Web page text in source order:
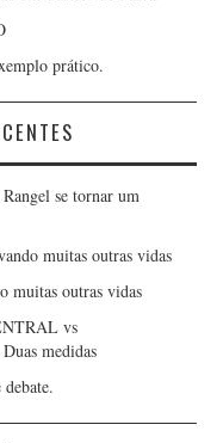
prático.
se tornar um
muitas outras vidas
muitas outras vidas
vs
medidas